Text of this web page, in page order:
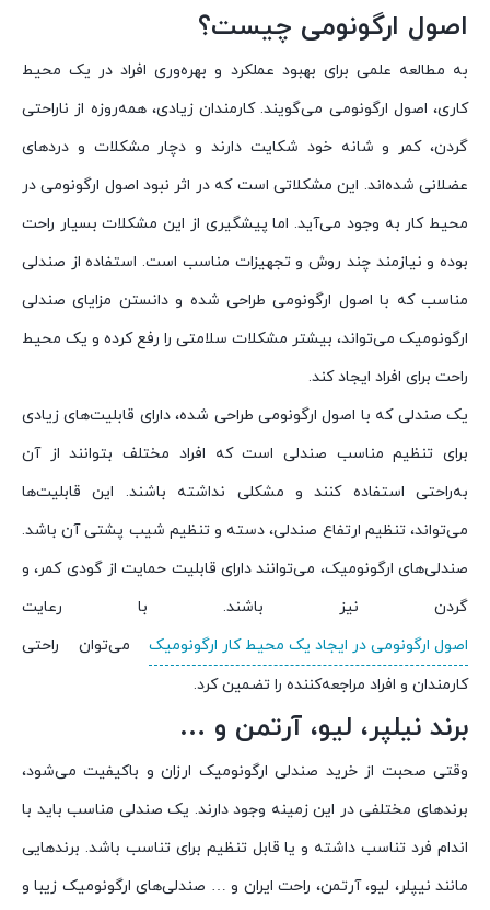
اصول ارگونومی چیست؟
به مطالعه علمی برای بهبود عملکرد و بهره‌وری افراد در یک محیط
کاری، اصول ارگونومی می‌گویند. کارمندان زیادی، همه‌روزه از ناراحتی
گردن، کمر و شانه خود شکایت دارند و دچار مشکلات و دردهای
عضلانی شده‌اند. این مشکلاتی است که در اثر نبود اصول ارگونومی در
محیط کار به وجود می‌آید. اما پیشگیری از این مشکلات بسیار راحت
بوده و نیازمند چند روش و تجهیزات مناسب است. استفاده از صندلی
مناسب که با اصول ارگونومی طراحی شده و دانستن مزایای صندلی
ارگونومیک می‌تواند، بیشتر مشکلات سلامتی را رفع کرده و یک محیط
راحت برای افراد ایجاد کند.
یک صندلی که با اصول ارگونومی طراحی شده، دارای قابلیت‌های زیادی
برای تنظیم مناسب صندلی است که افراد مختلف بتوانند از آن
به‌راحتی استفاده کنند و مشکلی نداشته باشند. این قابلیت‌ها
می‌تواند، تنظیم ارتفاع صندلی، دسته و تنظیم شیب پشتی آن باشد.
صندلی‌های ارگونومیک، می‌توانند دارای قابلیت حمایت از گودی کمر، و
گردن نیز باشند. با رعایت
اصول ارگونومی در ایجاد یک محیط کار ارگونومیک می‌توان راحتی
کارمندان و افراد مراجعه‌کننده را تضمین کرد.
برند نیلپر، لیو، آرتمن و …
وقتی صحبت از خرید صندلی ارگونومیک ارزان و باکیفیت می‌شود،
برندهای مختلفی در این زمینه وجود دارند. یک صندلی مناسب باید با
اندام فرد تناسب داشته و یا قابل تنظیم برای تناسب باشد. برندهایی
مانند نیپلر، لیو، آرتمن، راحت ایران و … صندلی‌های ارگونومیک زیبا و